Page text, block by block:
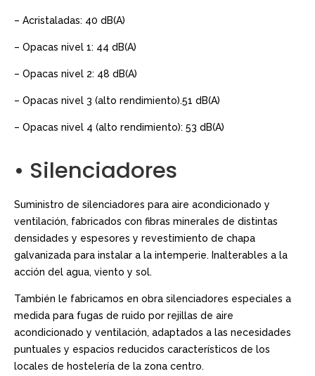
– Acristaladas: 40 dB(A)
– Opacas nivel 1: 44 dB(A)
– Opacas nivel 2: 48 dB(A)
– Opacas nivel 3 (alto rendimiento).51 dB(A)
– Opacas nivel 4 (alto rendimiento): 53 dB(A)
• Silenciadores
Suministro de silenciadores para aire acondicionado y
ventilación, fabricados con fibras minerales de distintas
densidades y espesores y revestimiento de chapa
galvanizada para instalar a la intemperie. Inalterables a la
acción del agua, viento y sol.
También le fabricamos en obra silenciadores especiales a
medida para fugas de ruido por rejillas de aire
acondicionado y ventilación, adaptados a las necesidades
puntuales y espacios reducidos característicos de los
locales de hostelería de la zona centro.